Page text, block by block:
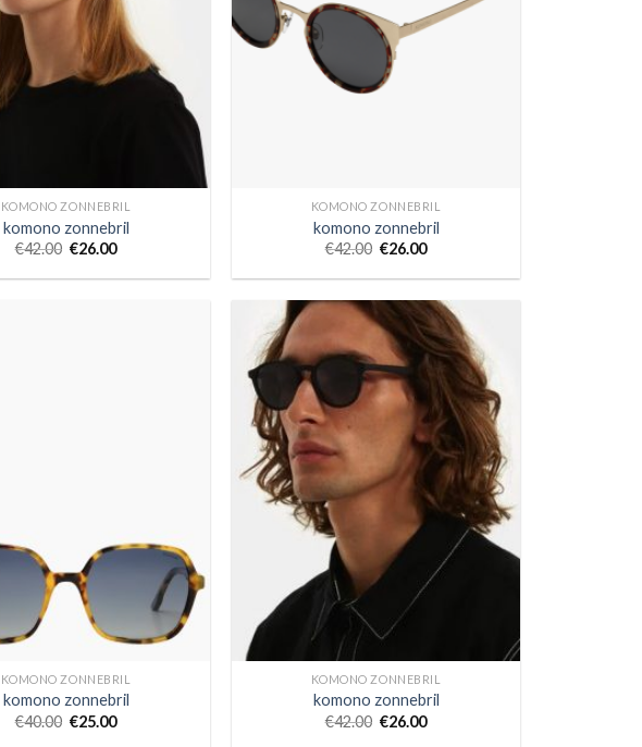
KOMONO ZONNEBRIL
komono zonnebril
€42.00 €26.00
KOMONO ZONNEBRIL
komono zonnebril
€42.00 €26.00
KOMONO ZONNEBRIL
komono zonnebril
€40.00 €25.00
KOMONO ZONNEBRIL
komono zonnebril
€42.00 €26.00